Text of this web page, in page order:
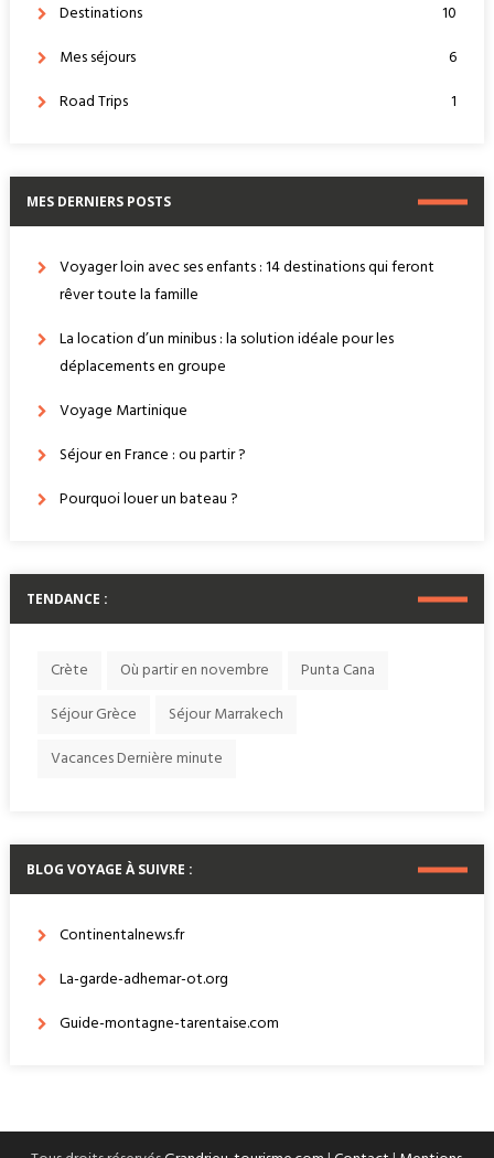
Destinations
10
Mes séjours
6
Road Trips
1
MES DERNIERS POSTS
Voyager loin avec ses enfants : 14 destinations qui feront
rêver toute la famille
La location d’un minibus : la solution idéale pour les
déplacements en groupe
Voyage Martinique
Séjour en France : ou partir ?
Pourquoi louer un bateau ?
TENDANCE :
Crète Où partir en novembre
Punta Cana
Séjour Grèce
Séjour Marrakech
Vacances Dernière minute
BLOG VOYAGE À SUIVRE :
Continentalnews.fr
La-garde-adhemar-ot.org
Guide-montagne-tarentaise.com